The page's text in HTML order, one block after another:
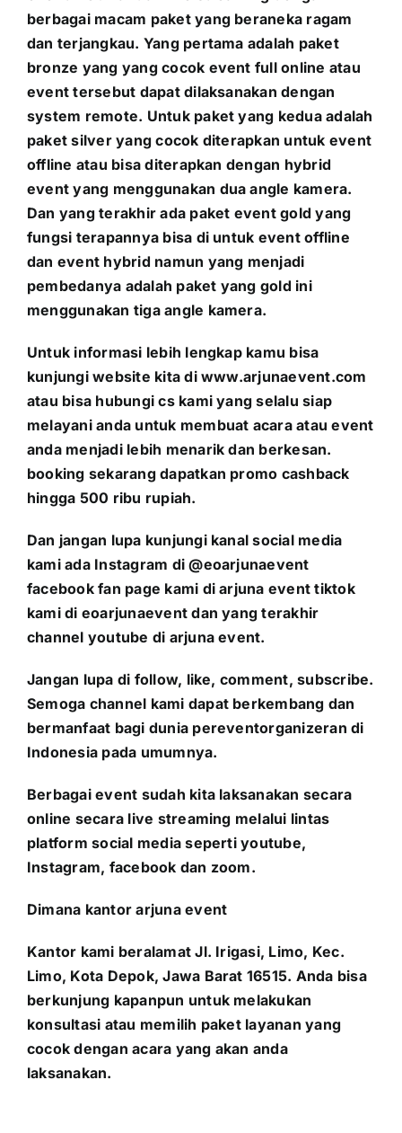
berbagai macam paket yang beraneka ragam
dan terjangkau. Yang pertama adalah paket
bronze yang yang cocok event full online atau
event tersebut dapat dilaksanakan dengan
system remote. Untuk paket yang kedua adalah
paket silver yang cocok diterapkan untuk event
offline atau bisa diterapkan dengan hybrid
event yang menggunakan dua angle kamera.
Dan yang terakhir ada paket event gold yang
fungsi terapannya bisa di untuk event offline
dan event hybrid namun yang menjadi
pembedanya adalah paket yang gold ini
menggunakan tiga angle kamera.
Untuk informasi lebih lengkap kamu bisa
kunjungi website kita diwww.arjunaevent.com
atau bisa hubungi cs kami yang selalu siap
melayani anda untuk membuat acara atau event
anda menjadi lebih menarik dan berkesan.
booking sekarang dapatkan promo cashback
hingga 500 ribu rupiah.
Dan jangan lupa kunjungi kanal social media
kami ada Instagram di @eoarjunaevent
facebook fan page kami di arjuna event tiktok
kami di eoarjunaevent dan yang terakhir
channel youtube di arjuna event.
Jangan lupa di follow, like, comment, subscribe.
Semoga channel kami dapat berkembang dan
bermanfaat bagi dunia pereventorganizeran di
Indonesia pada umumnya.
Berbagai event sudah kita laksanakan secara
online secara live streaming melalui lintas
platform social media seperti youtube,
Instagram, facebook dan zoom.
Dimana kantor arjuna event
Kantor kami beralamat Jl. Irigasi, Limo, Kec.
Limo, Kota Depok, Jawa Barat 16515. Anda bisa
berkunjung kapanpun untuk melakukan
konsultasi atau memilih paket layanan yang
cocok dengan acara yang akan anda
laksanakan.